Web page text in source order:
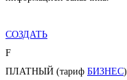
СОЗДАТЬ
F
ПЛАТНЫЙ (тариф БИЗНЕС)